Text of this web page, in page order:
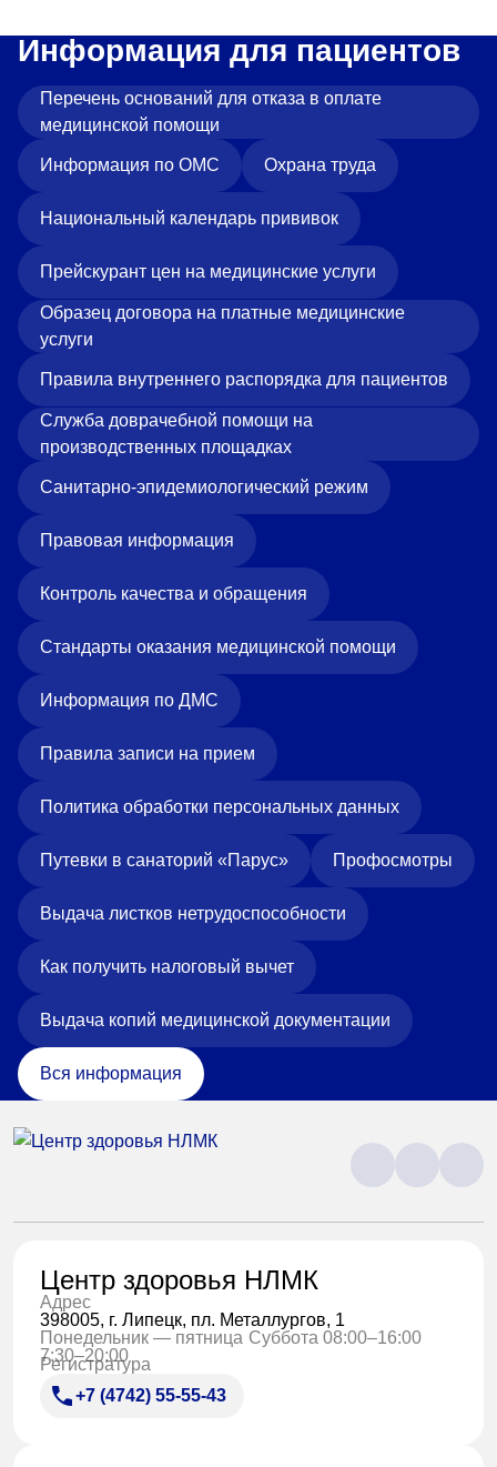
Информация для пациентов
Перечень оснований для отказа в оплате
медицинской помощи
Информация по ОМС Охрана труда
Национальный календарь прививок
Прейскурант цен на медицинские услуги
Образец договора на платные медицинские
услуги
Правила внутреннего распорядка для пациентов
Служба доврачебной помощи на
производственных площадках
Санитарно-эпидемиологический режим
Правовая информация
Контроль качества и обращения
Стандарты оказания медицинской помощи
Информация по ДМС
Правила записи на прием
Политика обработки персональных данных
Путевки в санаторий «Парус» Профосмотры
Выдача листков нетрудоспособности
Как получить налоговый вычет
Выдача копий медицинской документации
Вся информация
Центр здоровья НЛМК
Адрес
398005, г. Липецк, пл. Металлургов, 1
Понедельник — пятница
7:30–20:00
Суббота 08:00–16:00
Регистратура
+7 (4742) 55-55-43